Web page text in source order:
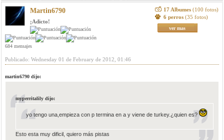
Martin6790
¡Adicto!
684 mensajes
17 Albumes (100 fotos)
6 perros (35 fotos)
ver mas
Publicado: Wednesday 01 de February de 2012, 01:46
martin6790 dijo:
myperritalily dijo:
yo tengo una,empieza con p termina en a y viene de turkey.¿quien es?
Esto esta muy dificil, quiero más pistas